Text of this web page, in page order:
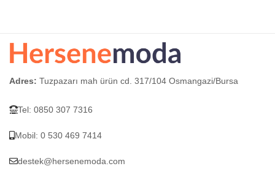
Adres: Tuzpazarı mah ürün cd. 317/104 Osmangazi/Bursa
Tel: 0850 307 7316
Mobil: 0 530 469 7414
destek@hersenemoda.com